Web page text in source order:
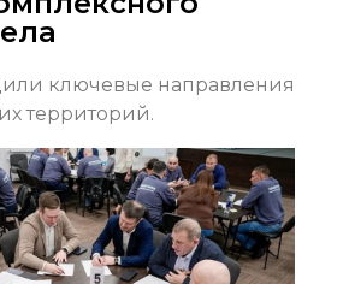
ключевые направления
территорий.